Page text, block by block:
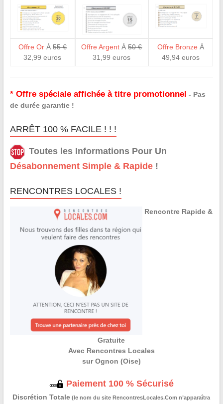
Offre OrÀ 55 €
32,99 euros
Offre Argent À50 €
31,99 euros
Offre Bronze À
49,94 euros
* Offre spéciale affichée à titre promotionnel - Pas
de durée garantie !
ARRÊT 100 % FACILE ! ! !
Toutes les Informations Pour Un
Désabonnement Simple & Rapide!
RENCONTRES LOCALES !
Rencontre Rapide &
Gratuite
Avec Rencontres Locales
sur Ognon (Oise)
Paiement 100 % Sécurisé
Discrétion Totale (le nom du site RencontresLocales.Com n’apparaîtra